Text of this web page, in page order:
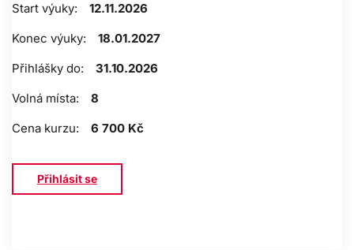
Start výuky:
12.11.2026
Konec výuky:
18.01.2027
Přihlášky do:
31.10.2026
Volná místa:
8
Cena kurzu:
6 700 Kč
Přihlásit se